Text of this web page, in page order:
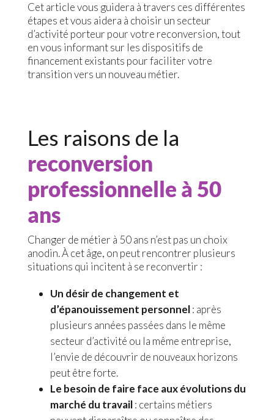
Cet article vous guidera à travers ces différentes
étapes et vous aidera à choisir un secteur
d’activité porteur pour votre reconversion, tout
en vous informant sur les dispositifs de
financement existants pour faciliter votre
transition vers un nouveau métier.
Les raisons de la
reconversion
professionnelle à 50
ans
Changer de métier à 50 ans n’est pas un choix
anodin. À cet âge, on peut rencontrer plusieurs
situations qui incitent à se reconvertir :
Un désir de changement et
d’épanouissement personnel: après
plusieurs années passées dans le même
secteur d’activité ou la même entreprise,
l’envie de découvrir de nouveaux horizons
peut être forte.
Le besoin de faire face aux évolutions du
marché du travail: certains métiers